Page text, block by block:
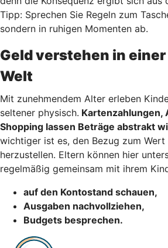
Tipp: Sprechen Sie Regeln zum
sondern in ruhigen Momenten ab.
Geld verstehen in
Welt
Mit zunehmendem Alter erleben
seltener physisch. Kartenzahlungen,
Shopping lassen Beträge abstrakt
wichtiger ist es, den Bezug zum Wert
herzustellen. Eltern können hier
regelmäßig gemeinsam mit ihrem
auf den Kontostand schauen,
Ausgaben nachvollziehen,
Budgets besprechen.